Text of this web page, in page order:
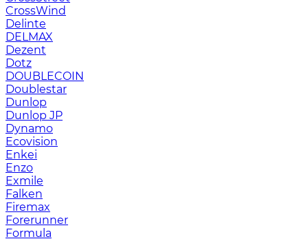
CrossWind
Delinte
DELMAX
Dezent
Dotz
DOUBLECOIN
Doublestar
Dunlop
Dunlop JP
Dynamo
Ecovision
Enkei
Enzo
Exmile
Falken
Firemax
Forerunner
Formula